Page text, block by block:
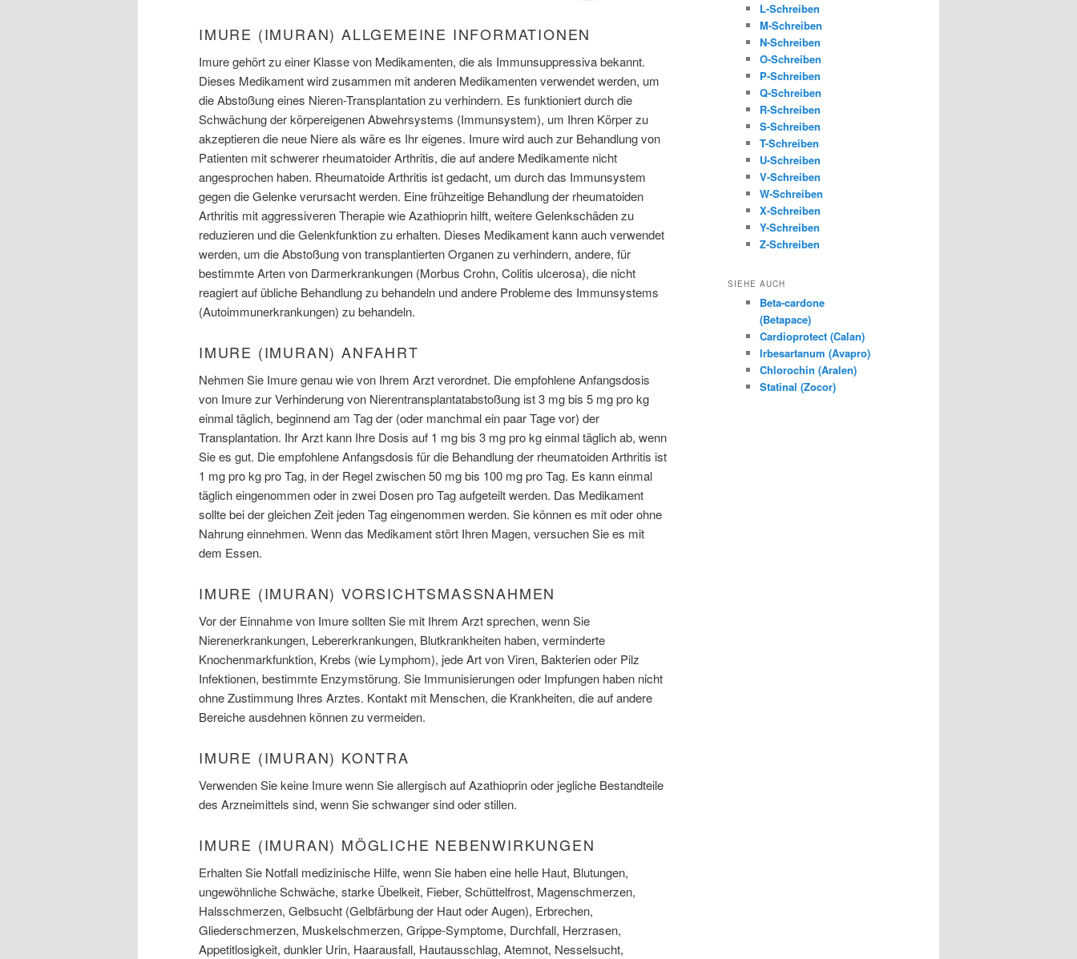
IMURE (IMURAN) ALLGEMEINE INFORMATIONEN
Imure gehört zu einer Klasse von Medikamenten, die als Immunsuppressiva bekannt.
Dieses Medikament wird zusammen mit anderen Medikamenten verwendet werden, um
die Abstoßung eines Nieren-Transplantation zu verhindern. Es funktioniert durch die
Schwächung der körpereigenen Abwehrsystems (Immunsystem), um Ihren Körper zu
akzeptieren die neue Niere als wäre es Ihr eigenes. Imure wird auch zur Behandlung von
Patienten mit schwerer rheumatoider Arthritis, die auf andere Medikamente nicht
angesprochen haben. Rheumatoide Arthritis ist gedacht, um durch das Immunsystem
gegen die Gelenke verursacht werden. Eine frühzeitige Behandlung der rheumatoiden
Arthritis mit aggressiveren Therapie wie Azathioprin hilft, weitere Gelenkschäden zu
reduzieren und die Gelenkfunktion zu erhalten. Dieses Medikament kann auch verwendet
werden, um die Abstoßung von transplantierten Organen zu verhindern, andere, für
bestimmte Arten von Darmerkrankungen (Morbus Crohn, Colitis ulcerosa), die nicht
reagiert auf übliche Behandlung zu behandeln und andere Probleme des Immunsystems
(Autoimmunerkrankungen) zu behandeln.
IMURE (IMURAN) ANFAHRT
Nehmen Sie Imure genau wie von Ihrem Arzt verordnet. Die empfohlene Anfangsdosis
von Imure zur Verhinderung von Nierentransplantatabstoßung ist 3 mg bis 5 mg pro kg
einmal täglich, beginnend am Tag der (oder manchmal ein paar Tage vor) der
Transplantation. Ihr Arzt kann Ihre Dosis auf 1 mg bis 3 mg pro kg einmal täglich ab, wenn
Sie es gut. Die empfohlene Anfangsdosis für die Behandlung der rheumatoiden Arthritis ist
1 mg pro kg pro Tag, in der Regel zwischen 50 mg bis 100 mg pro Tag. Es kann einmal
täglich eingenommen oder in zwei Dosen pro Tag aufgeteilt werden. Das Medikament
sollte bei der gleichen Zeit jeden Tag eingenommen werden. Sie können es mit oder ohne
Nahrung einnehmen. Wenn das Medikament stört Ihren Magen, versuchen Sie es mit
dem Essen.
IMURE (IMURAN) VORSICHTSMASSNAHMEN
Vor der Einnahme von Imure sollten Sie mit Ihrem Arzt sprechen, wenn Sie
Nierenerkrankungen, Lebererkrankungen, Blutkrankheiten haben, verminderte
Knochenmarkfunktion, Krebs (wie Lymphom), jede Art von Viren, Bakterien oder Pilz
Infektionen, bestimmte Enzymstörung. Sie Immunisierungen oder Impfungen haben nicht
ohne Zustimmung Ihres Arztes. Kontakt mit Menschen, die Krankheiten, die auf andere
Bereiche ausdehnen können zu vermeiden.
IMURE (IMURAN) KONTRA
Verwenden Sie keine Imure wenn Sie allergisch auf Azathioprin oder jegliche Bestandteile
des Arzneimittels sind, wenn Sie schwanger sind oder stillen.
IMURE (IMURAN) MÖGLICHE NEBENWIRKUNGEN
Erhalten Sie Notfall medizinische Hilfe, wenn Sie haben eine helle Haut, Blutungen,
ungewöhnliche Schwäche, starke Übelkeit, Fieber, Schüttelfrost, Magenschmerzen,
Halsschmerzen, Gelbsucht (Gelbfärbung der Haut oder Augen), Erbrechen,
Gliederschmerzen, Muskelschmerzen, Grippe-Symptome, Durchfall, Herzrasen,
Appetitlosigkeit, dunkler Urin, Haarausfall, Hautausschlag, Atemnot, Nesselsucht,
L-Schreiben
M-Schreiben
N-Schreiben
O-Schreiben
P-Schreiben
Q-Schreiben
R-Schreiben
S-Schreiben
T-Schreiben
U-Schreiben
V-Schreiben
W-Schreiben
X-Schreiben
Y-Schreiben
Z-Schreiben
SIEHE AUCH
Beta-cardone
(Betapace)
Cardioprotect (Calan)
Irbesartanum (Avapro)
Chlorochin (Aralen)
Statinal (Zocor)